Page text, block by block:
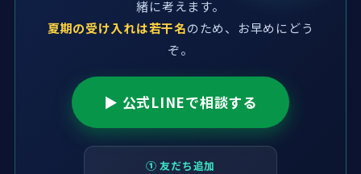
緒に考えます。
夏期の受け入れは若干名のため、お早めにどう
ぞ。
▶ 公式LINEで相談する
① 友だち追加